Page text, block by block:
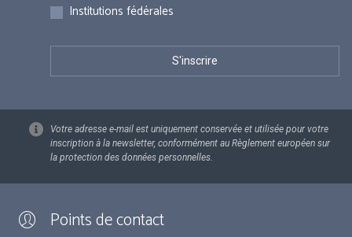
Institutions fédérales
Votre adresse e-mail est uniquement conservée et utilisée pour votre
inscription à la newsletter, conformément au Règlement européen sur
la protection des données personnelles.
Points de contact